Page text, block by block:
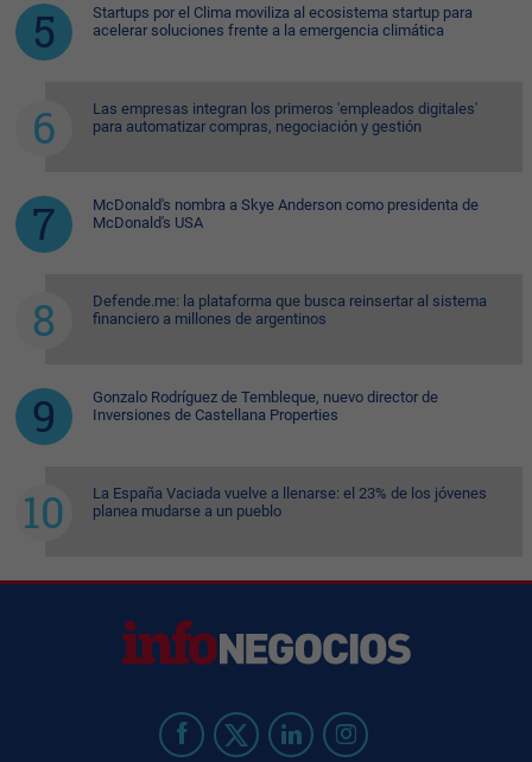
Startups por el Clima moviliza al ecosistema startup para
acelerar soluciones frente a la emergencia climática
Las empresas integran los primeros 'empleados digitales'
para automatizar compras, negociación y gestión
McDonald's nombra a Skye Anderson como presidenta de
McDonald's USA
Defende.me: la plataforma que busca reinsertar al sistema
financiero a millones de argentinos
Gonzalo Rodríguez de Tembleque, nuevo director de
Inversiones de Castellana Properties
La España Vaciada vuelve a llenarse: el 23% de los jóvenes
planea mudarse a un pueblo